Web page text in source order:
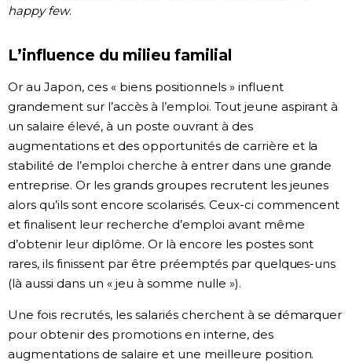
happy few.
L’influence du milieu familial
Or au Japon, ces « biens positionnels » influent
grandement sur l’accès à l’emploi. Tout jeune aspirant à
un salaire élevé, à un poste ouvrant à des
augmentations et des opportunités de carrière et la
stabilité de l’emploi cherche à entrer dans une grande
entreprise. Or les grands groupes recrutent les jeunes
alors qu’ils sont encore scolarisés. Ceux-ci commencent
et finalisent leur recherche d’emploi avant même
d’obtenir leur diplôme. Or là encore les postes sont
rares, ils finissent par être préemptés par quelques-uns
(là aussi dans un « jeu à somme nulle »).
Une fois recrutés, les salariés cherchent à se démarquer
pour obtenir des promotions en interne, des
augmentations de salaire et une meilleure position.